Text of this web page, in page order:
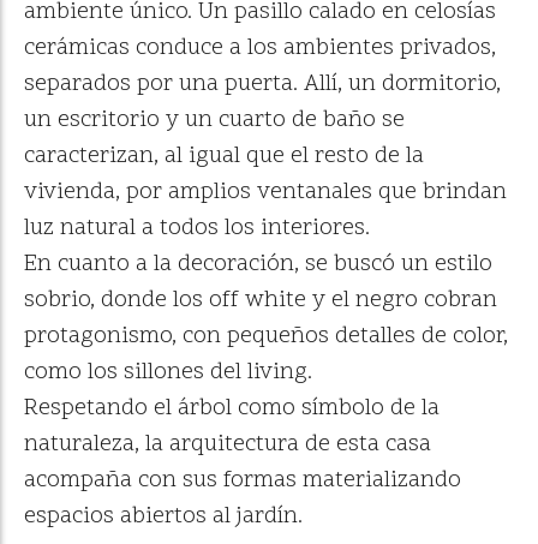
ambiente único. Un pasillo calado en celosías
cerámicas conduce a los ambientes privados,
separados por una puerta. Allí, un dormitorio,
un escritorio y un cuarto de baño se
caracterizan, al igual que el resto de la
vivienda, por amplios ventanales que brindan
luz natural a todos los interiores.
En cuanto a la decoración, se buscó un estilo
sobrio, donde los off white y el negro cobran
protagonismo, con pequeños detalles de color,
como los sillones del living.
Respetando el árbol como símbolo de la
naturaleza, la arquitectura de esta casa
acompaña con sus formas materializando
espacios abiertos al jardín.